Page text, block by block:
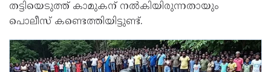
തട്ടിയെടുത്ത് കാമുകന് നൽകിയിരുന്നതായും
പൊലീസ് കണ്ടെത്തിയിട്ടുണ്ട്.